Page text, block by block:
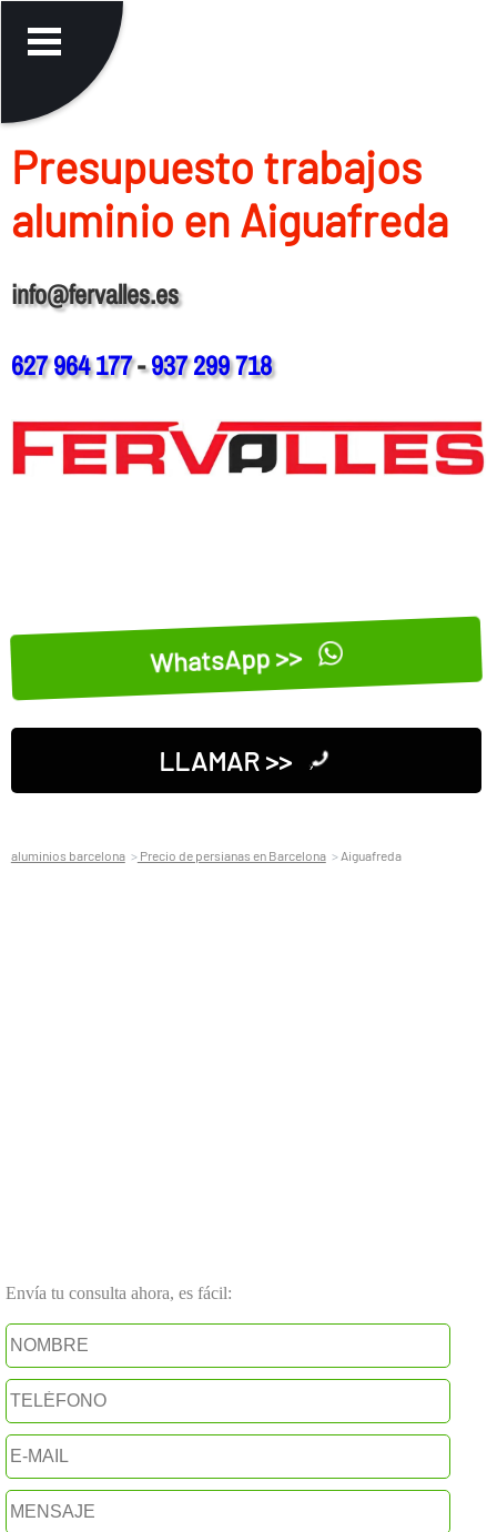
Presupuesto trabajos
aluminio en Aiguafreda
info@fervalles.es
627 964 177-937 299 718
WhatsApp >>
LLAMAR >>
aluminios barcelona Precio de persianas en Barcelona Aiguafreda
Envía tu consulta ahora, es fácil: